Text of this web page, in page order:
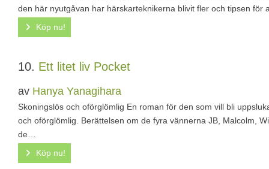
den här nyutgåvan har härskarteknikerna blivit fler och tipsen
Köp nu!
10. Ett litet liv Pocket
av Hanya Yanagihara
Skoningslös och oförglömlig En roman för den som vill bli
och oförglömlig. Berättelsen om de fyra vännerna JB, Malcolm,
de…
Köp nu!